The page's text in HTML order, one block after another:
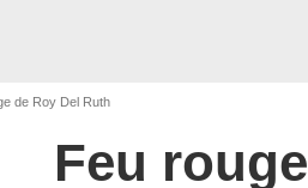
de Roy Del Ruth
Feu rouge